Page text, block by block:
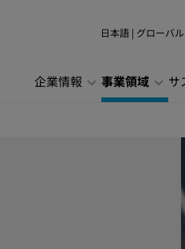
日本語 | グローバル
企業情報 事業領域 サ